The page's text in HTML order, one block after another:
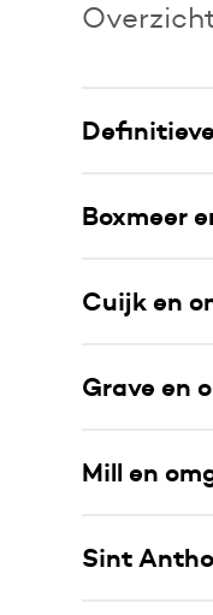
Boxmeer
Cuijk en
Grave en
Mill en
Sint